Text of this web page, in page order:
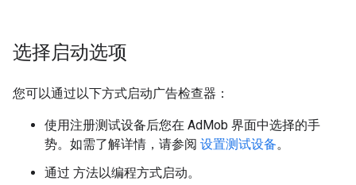
选择启动选项
您可以通过以下方式启动广告检查器：
使用注册测试设备后您在 AdMob 界面中选择的手
势。如需了解详情，请参阅 设置测试设备。
通过 方法以编程方式启动。